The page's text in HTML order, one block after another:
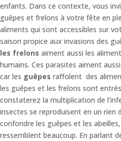
enfants. Dans ce contexte, vous
guêpes et frelons à votre fête en
aliments qui sont accessibles sur
saison propice aux invasions des
les frelons aiment aussi les
humains. Ces parasites aiment
car les guêpes raffolent des
les guêpes et les frelons sont
constaterez la multiplication de
insectes se reproduisent en un rien
confondre les guêpes et les
ressemblent beaucoup. En parlant